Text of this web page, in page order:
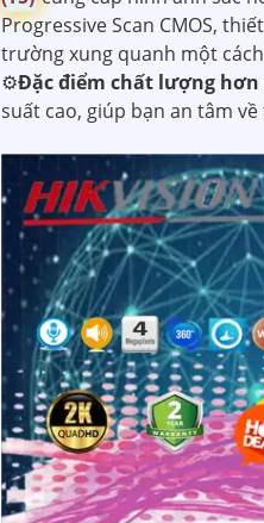
Progressive Scan CMOS,
trường xung quanh một
⚙Đặc điểm chất lượng hơn
suất cao, giúp bạn an tâm